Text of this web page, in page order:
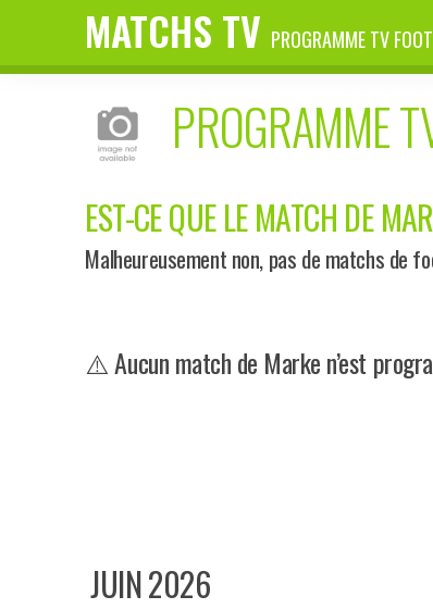
MATCHS TV PROGRAMME TV FOOT
PROGRAMME
EST-CE QUE LE MATCH DE
Malheureusement non, pas de matchs de
⚠️ Aucun match de Marke n’est
JUIN 2026